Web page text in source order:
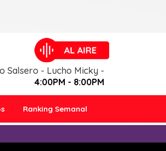
Salsero - Lucho Micky -
4:00PM - 8:00PM
Ranking Semanal